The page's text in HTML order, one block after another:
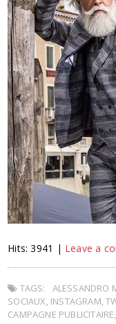
Hits: 3941 | Leave a
TAGS: ALESSANDRO
SOCIAUX, INSTAGRAM,
CAMPAGNE PUBLICITAIRE,